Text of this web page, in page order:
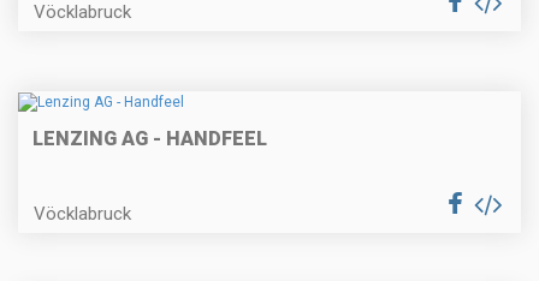
Vöcklabruck
LENZING AG - HANDFEEL
Vöcklabruck